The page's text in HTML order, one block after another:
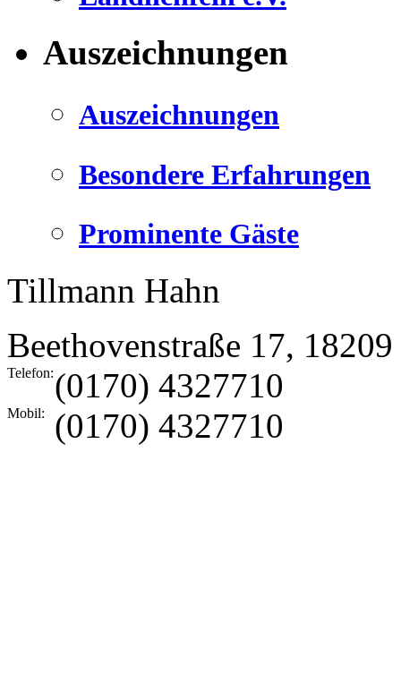
Auszeichnungen
Auszeichnungen
Besondere Erfahrungen
Prominente Gäste
Tillmann Hahn
Beethovenstraße 17, 18209
Telefon:(0170) 4327710
Mobil: (0170) 4327710